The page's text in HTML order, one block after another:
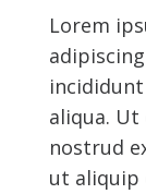
Lorem
aliqua. Ut
nostrud
ut aliquip